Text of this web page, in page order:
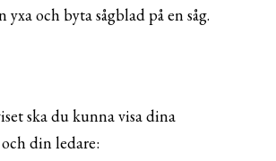
yxa och byta sågblad på en såg.
ska du kunna visa dina
din ledare: